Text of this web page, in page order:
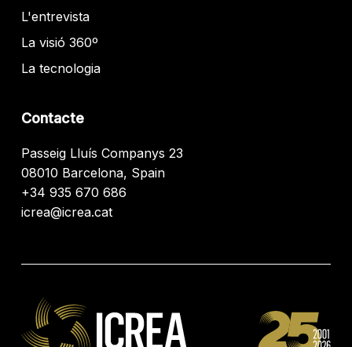
L'entrevista
La visió 360º
La tecnologia
Contacte
Passeig Lluís Companys 23
08010 Barcelona, Spain
+34 935 670 686
icrea@icrea.cat